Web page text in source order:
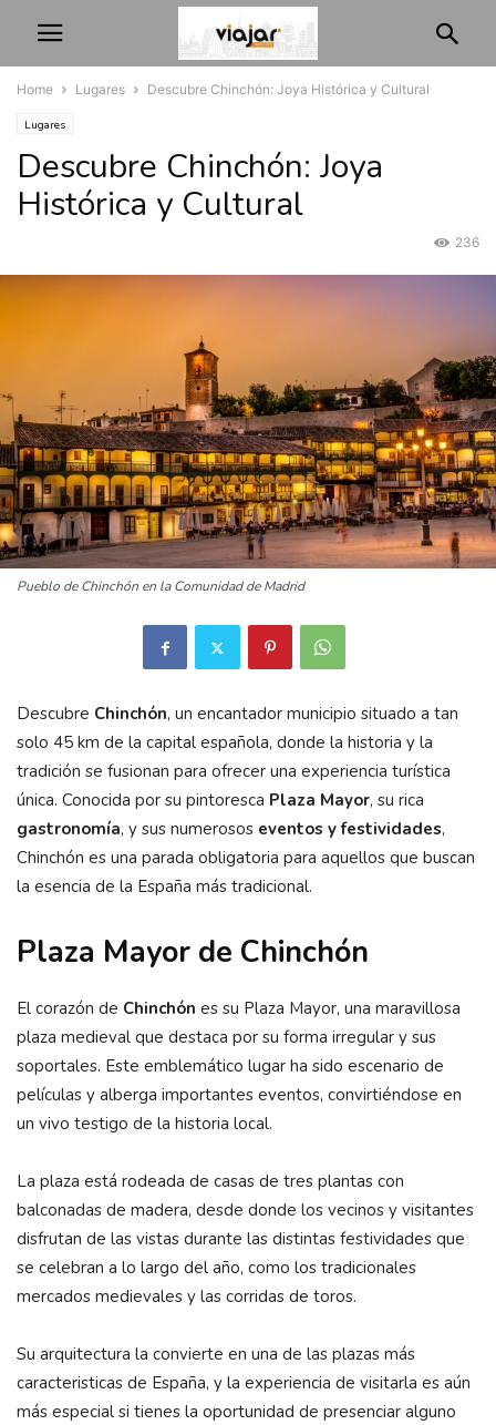
Home Lugares Descubre Chinchón: Joya Histórica y Cultural
Lugares
Descubre Chinchón: Joya
Histórica y Cultural
236
Pueblo de Chinchón en la Comunidad de Madrid
Descubre Chinchón, un encantador municipio situado a tan
solo 45 km de la capital española, donde la historia y la
tradición se fusionan para ofrecer una experiencia turística
única. Conocida por su pintoresca Plaza Mayor, su rica
gastronomía, y sus numerosos eventos y festividades,
Chinchón es una parada obligatoria para aquellos que buscan
la esencia de la España más tradicional.
Plaza Mayor de Chinchón
El corazón de Chinchón es su Plaza Mayor, una maravillosa
plaza medieval que destaca por su forma irregular y sus
soportales. Este emblemático lugar ha sido escenario de
películas y alberga importantes eventos, convirtiéndose en
un vivo testigo de la historia local.
La plaza está rodeada de casas de tres plantas con
balconadas de madera, desde donde los vecinos y visitantes
disfrutan de las vistas durante las distintas festividades que
se celebran a lo largo del año, como los tradicionales
mercados medievales y las corridas de toros.
Su arquitectura la convierte en una de las plazas más
caracteristicas de España, y la experiencia de visitarla es aún
más especial si tienes la oportunidad de presenciar alguno